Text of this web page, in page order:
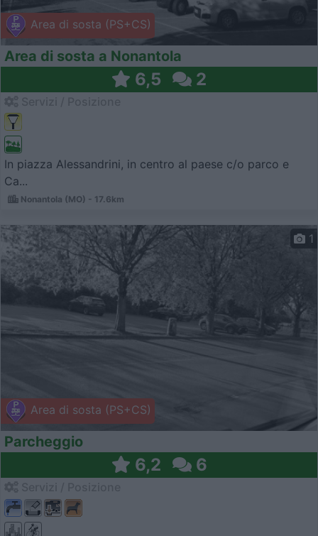
Area di sosta (PS+CS)
Area di sosta a Nonantola
6,5 2
In piazza Alessandrini, in centro al paese c/o parco e
Ca...
Nonantola (MO) - 17.6km
Area di sosta (PS+CS)
1
Parcheggio
6,2 6